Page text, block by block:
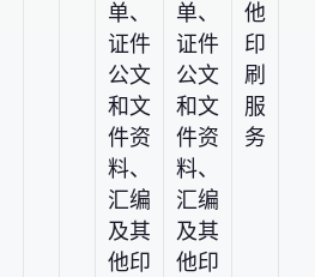
单、
证件
公文
和文
件资
料、
汇编
及其
他印
单、
证件
公文
和文
件资
料、
汇编
及其
他印
他
印
刷
服
务